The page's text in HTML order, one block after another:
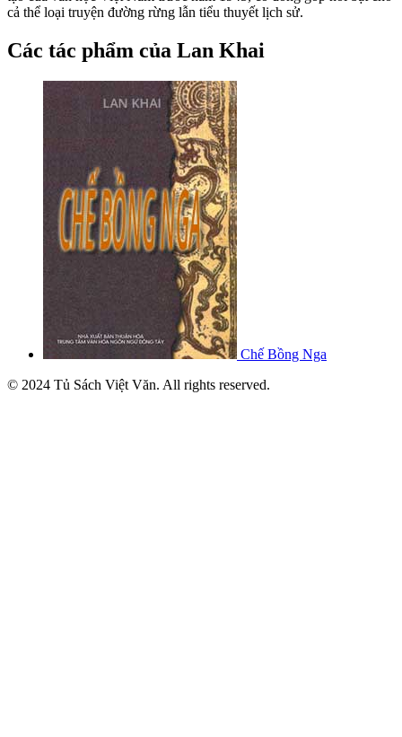
cả thể loại truyện đường rừng lẫn tiểu thuyết lịch sử.
Các tác phẩm của Lan Khai
Chế Bồng Nga
© 2024 Tủ Sách Việt Văn. All rights reserved.